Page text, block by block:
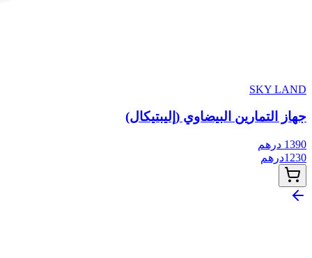
SKY LAND
جهاز التمارين البيضاوي (إليبتيكال)
1390 درهم
1230درهم